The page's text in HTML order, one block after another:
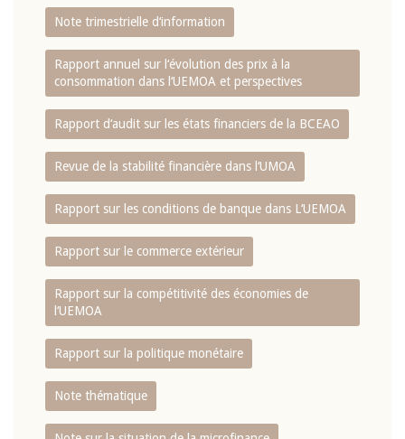
Note trimestrielle d‘information
Rapport annuel sur l‘évolution des prix à la
consommation dans l‘UEMOA et perspectives
Rapport d‘audit sur les états financiers de la BCEAO
Revue de la stabilité financière dans l‘UMOA
Rapport sur les conditions de banque dans L‘UEMOA
Rapport sur le commerce extérieur
Rapport sur la compétitivité des économies de
l‘UEMOA
Rapport sur la politique monétaire
Note thématique